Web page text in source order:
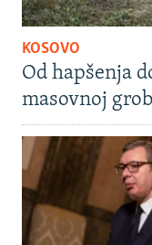
KOSOVO
Od hapšenja
masovnoj